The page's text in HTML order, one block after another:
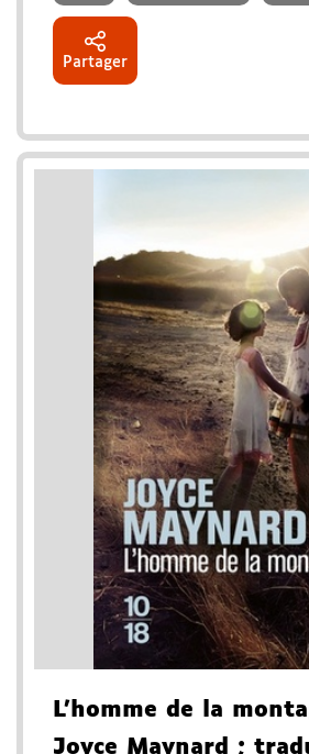
Partager
L'homme de la
Joyce Maynard
;